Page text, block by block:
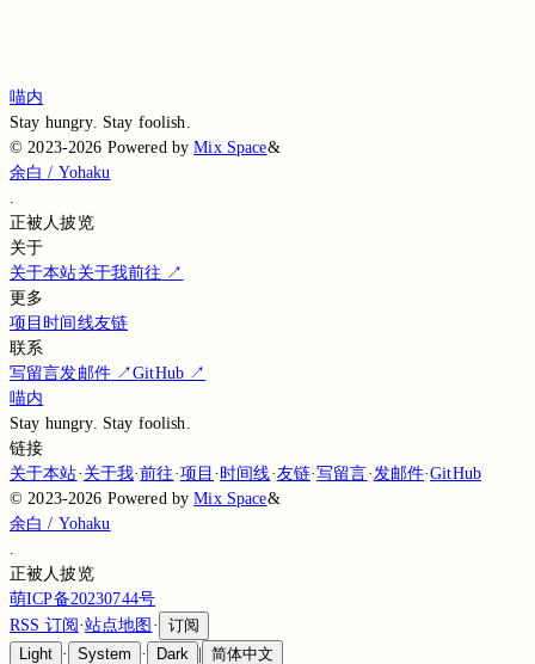
喵内
Stay hungry. Stay foolish.
© 2023-2026 Powered by Mix Space&
余白 / Yohaku
正被 人披览
关于
关于本站关于我前往 ↗
更多
项目 时间线友链
联系
写留言发邮件↗GitHub↗
喵内
Stay hungry. Stay foolish.
链接
关于本站· 关于我·前往 ·项目 · 时间线·友链·写留言· 发邮件·GitHub
© 2023-2026 Powered by Mix Space&
余白 / Yohaku
正被 人披览
萌ICP备20230744号
RSS 订阅·站点地图 ·
订阅
Light · System · Dark | 简体中文